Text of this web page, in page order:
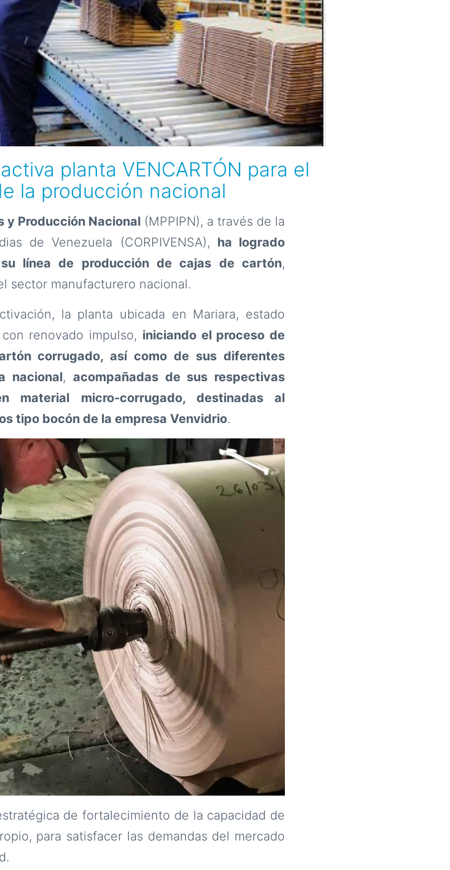
planta VENCARTÓN para el
la producción nacional
y Producción Nacional (MPPIPN), a través de la
de Venezuela (CORPIVENSA), ha logrado
línea de producción de cajas de cartón,
sector manufacturero nacional.
la planta ubicada en Mariara, estado
renovado impulso, iniciando el proceso de
corrugado, así como de sus diferentes
nacional, acompañadas de sus respectivas
material micro-corrugado, destinadas al
tipo bocón de la empresa Venvidrio.
de fortalecimiento de la capacidad de
para satisfacer las demandas del mercado